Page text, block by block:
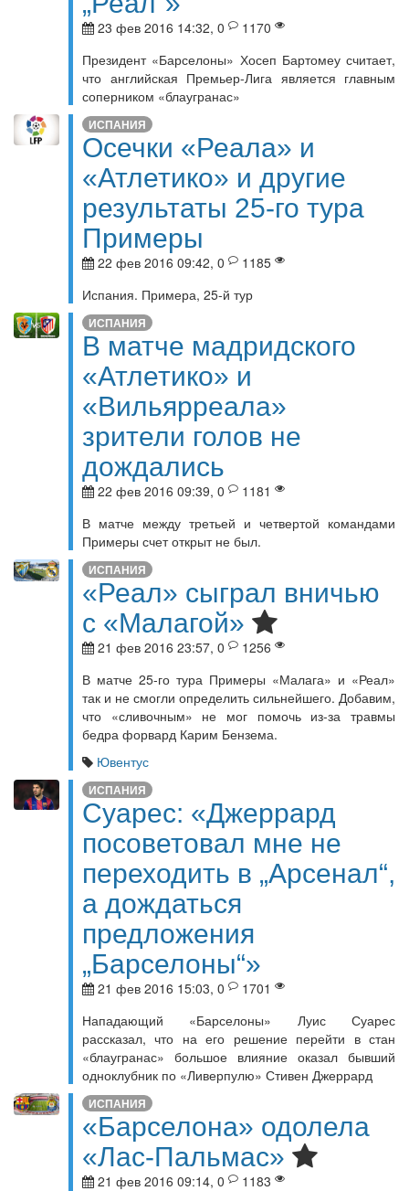
23 фев 2016 14:32, 0
1170
Президент «Барселоны» Хосеп Бартомеу считает,
что английская Премьер-Лига является главным
соперником «блаугранас»
ИСПАНИЯ
Осечки «Реала» и
«Атлетико» и другие
результаты 25-го тура
Примеры
22 фев 2016 09:42, 0
1185
Испания. Примера, 25-й тур
ИСПАНИЯ
В матче мадридского
«Атлетико» и
«Вильярреала»
зрители голов не
дождались
22 фев 2016 09:39, 0
1181
В матче между третьей и четвертой командами
Примеры счет открыт не был.
ИСПАНИЯ
«Реал» сыграл вничью
с «Малагой»
21 фев 2016 23:57, 0
1256
В матче 25-го тура Примеры «Малага» и «Реал»
так и не смогли определить сильнейшего. Добавим,
что «сливочным» не мог помочь из-за травмы
бедра форвард Карим Бензема.
Ювентус
ИСПАНИЯ
Суарес: «Джеррард
посоветовал мне не
переходить в „Арсенал“,
а дождаться
предложения
„Барселоны“»
21 фев 2016 15:03, 0
1701
Нападающий «Барселоны» Луис Суарес
рассказал, что на его решение перейти в стан
«блаугранас» большое влияние оказал бывший
одноклубник по «Ливерпулю» Стивен Джеррард
ИСПАНИЯ
«Барселона» одолела
«Лас-Пальмас»
21 фев 2016 09:14, 0
1183